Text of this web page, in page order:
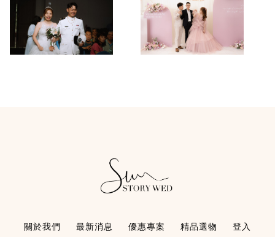
關於我們 最新消息 優惠專案 精品選物
登入